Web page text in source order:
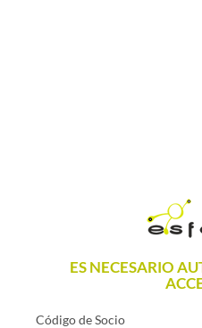
ES NECESARIO
Código de Socio